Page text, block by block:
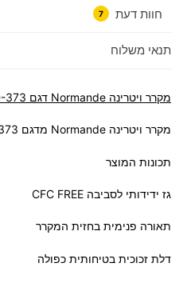
חוות דעת 7
תנאי משלוח
מקרר ויטרינה Normande דגם ND-373
מקרר ויטרינה Normande מדגם ND-373
תכונות המוצר
גז ידידותי לסביבה CFC FREE
תאורה פנימית בחזית המקרר
דלת זכוכית בטיחותית כפולה